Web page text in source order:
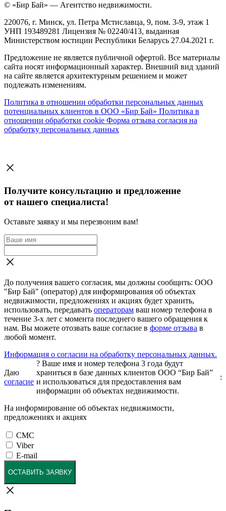
© «Бир Бай» — Агентство недвижимости.
220076, г. Минск, ул. Петра Мстиславца, 9, пом. 3-9, этаж 1
УНП 193489281 Лицензия № 02240/413, выданная
Министерством юстиции Республики Беларусь 27.04.2021 г.
Предложение не является публичной офертой. Все материалы
сайта носят информационный характер. Внешний вид зданий
на сайте является архитектурным решением и может
подлежать изменениям.
Политика в отношении обработки персональных данных
потенциальных клиентов в ООО «Бир Бай» Политика в
отношении обработки cookie Форма отзыва согласия на
обработку персональных данных
Получите консультацию и предложение
от нашего специалиста!
Оставьте заявку и мы перезвоним вам!
До получения вашего согласия, мы должны сообщить: ООО
"Бир Бай" (оператор) для информирования об объектах
недвижимости, предложениях и акциях будет хранить,
использовать, передавать операторам ваш номер телефона в
течение 3-х лет с момента последнего вашего обращения к
нам. Вы можете отозвать ваше согласие в форме отзыва в
любой момент.
Информация о согласии на обработку персональных данных.
Даю
согласие
? Ваше имя и номер телефона 3 года будут
храниться в базе данных клиентов ООО “Бир Бай”
и использоваться для предоставления вам
информации об объектах недвижимости.
:
На информирование об объектах недвижимости,
предложениях и акциях
СМС
Viber
E-mail
ОСТАВИТЬ ЗАЯВКУ